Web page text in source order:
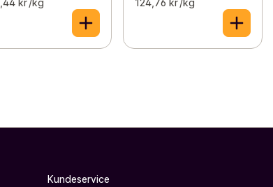
kr /kg 124,76 kr /kg
Kundeservice